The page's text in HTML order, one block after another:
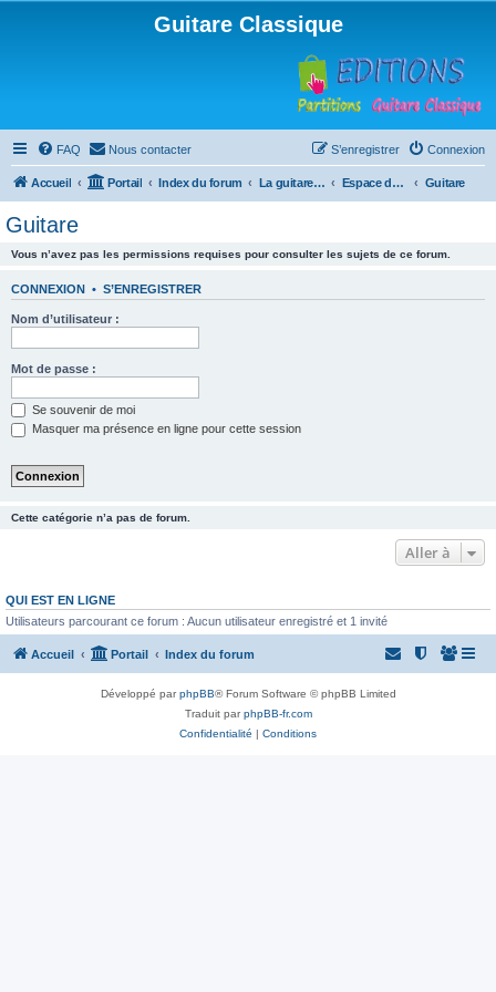
Guitare Classique
FAQ Nous contacter Connexion
S’enregistrer
Accueil Portail Index du forum La guitare : instrument, cours et théorie Espace débutants Guitare
Guitare
Vous n’avez pas les permissions requises pour consulter les sujets de ce forum.
CONNEXION • S’ENREGISTRER
Nom d’utilisateur :
Mot de passe :
Se souvenir de moi
Masquer ma présence en ligne pour cette session
Cette catégorie n’a pas de forum.
Aller à
QUI EST EN LIGNE
Utilisateurs parcourant ce forum : Aucun utilisateur enregistré et 1 invité
Accueil Portail Index du forum
Développé parphpBB® Forum Software © phpBB Limited
Traduit parphpBB-fr.com
Confidentialité | Conditions